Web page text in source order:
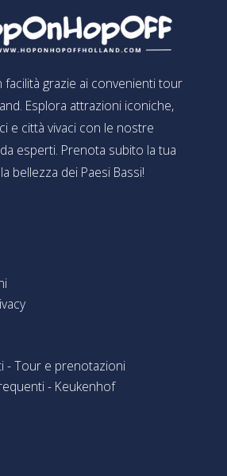
facilità grazie ai convenienti tour
Esplora attrazioni iconiche,
e città vivaci con le nostre
esperti. Prenota subito la tua
bellezza dei Paesi Bassi!
- Tour e prenotazioni
- Keukenhof